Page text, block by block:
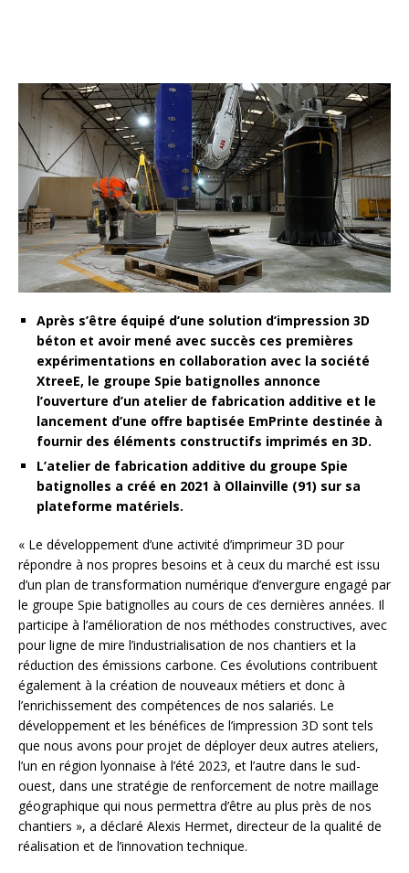
Après s’être équipé d’une solution d’impression 3D
béton et avoir mené avec succès ces premières
expérimentations en collaboration avec la société
XtreeE, le groupe Spie batignolles annonce
l’ouverture d’un atelier de fabrication additive et le
lancement d’une offre baptisée EmPrinte destinée à
fournir des éléments constructifs imprimés en 3D.
L’atelier de fabrication additive du groupe Spie
batignolles a créé en 2021 à Ollainville (91) sur sa
plateforme matériels.
« Le développement d’une activité d’imprimeur 3D pour
répondre à nos propres besoins et à ceux du marché est issu
d’un plan de transformation numérique d’envergure engagé par
le groupe Spie batignolles au cours de ces dernières années. Il
participe à l’amélioration de nos méthodes constructives, avec
pour ligne de mire l’industrialisation de nos chantiers et la
réduction des émissions carbone. Ces évolutions contribuent
également à la création de nouveaux métiers et donc à
l’enrichissement des compétences de nos salariés. Le
développement et les bénéfices de l’impression 3D sont tels
que nous avons pour projet de déployer deux autres ateliers,
l’un en région lyonnaise à l’été 2023, et l’autre dans le sud-
ouest, dans une stratégie de renforcement de notre maillage
géographique qui nous permettra d’être au plus près de nos
chantiers », a déclaré Alexis Hermet, directeur de la qualité de
réalisation et de l’innovation technique.